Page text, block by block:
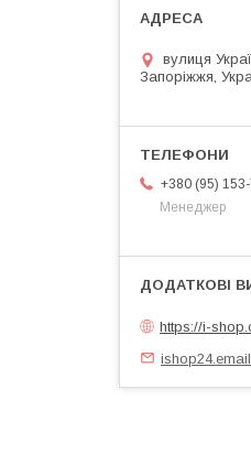
вулиця
Запоріжжя,
+380 (95)
Менеджер
https://i-